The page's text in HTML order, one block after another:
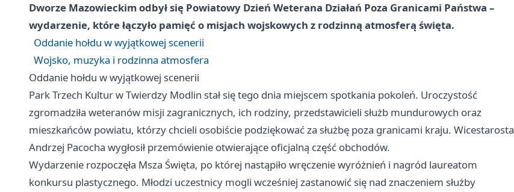
Dworze Mazowieckim odbył się Powiatowy Dzień Weterana Działań Poza Granicami Państwa –
wydarzenie, które łączyło pamięć o misjach wojskowych z rodzinną atmosferą święta.
Oddanie hołdu w wyjątkowej scenerii
Wojsko, muzyka i rodzinna atmosfera
Oddanie hołdu w wyjątkowej scenerii
Park Trzech Kultur w Twierdzy Modlin stał się tego dnia miejscem spotkania pokoleń. Uroczystość
zgromadziła weteranów misji zagranicznych, ich rodziny, przedstawicieli służb mundurowych oraz
mieszkańców powiatu, którzy chcieli osobiście podziękować za służbę poza granicami kraju. Wicestarosta
Andrzej Pacocha wygłosił przemówienie otwierające oficjalną część obchodów.
Wydarzenie rozpoczęła Msza Święta, po której nastąpiło wręczenie wyróżnień i nagród laureatom
konkursu plastycznego. Młodzi uczestnicy mogli wcześniej zastanowić się nad znaczeniem służby